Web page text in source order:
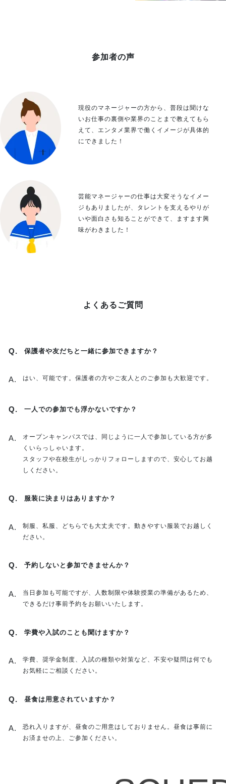
参加者の声
現役のマネージャーの方から、普段は聞けな
いお仕事の裏側や業界のことまで教えてもら
えて、エンタメ業界で働くイメージが具体的
にできました！
芸能マネージャーの仕事は大変そうなイメー
ジもありましたが、タレントを支えるやりが
いや面白さも知ることができて、ますます興
味がわきました！
よくあるご質問
保護者や友だちと一緒に参加できますか？
はい、可能です。保護者の方やご友人とのご参加も大歓迎です。
一人での参加でも浮かないですか？
オープンキャンパスでは、同じように一人で参加している方が多
くいらっしゃいます。
スタッフや在校生がしっかりフォローしますので、安心してお越
しください。
服装に決まりはありますか？
制服、私服、どちらでも大丈夫です。動きやすい服装でお越しく
ださい。
予約しないと参加できませんか？
当日参加も可能ですが、人数制限や体験授業の準備があるため、
できるだけ事前予約をお願いいたします。
学費や入試のことも聞けますか？
学費、奨学金制度、入試の種類や対策など、不安や疑問は何でも
お気軽にご相談ください。
昼食は用意されていますか？
恐れ入りますが、昼食のご用意はしておりません。昼食は事前に
お済ませの上、ご参加ください。